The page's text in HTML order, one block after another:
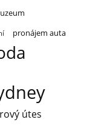
pronájem auta
útes